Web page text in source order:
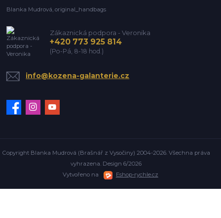
Blanka Mudrová, original_handbags
Zákaznická podpora - Veronika
+420 773 925 814
(Po-Pá, 8-18 hod.)
info@kozena-galanterie.cz
Copyright Blanka Mudrová (Brašnář z Vysočiny) 2004-2026. Všechna práva
vyhrazena. Design 6/2026
Vytvořeno na
Eshop-rychle.cz